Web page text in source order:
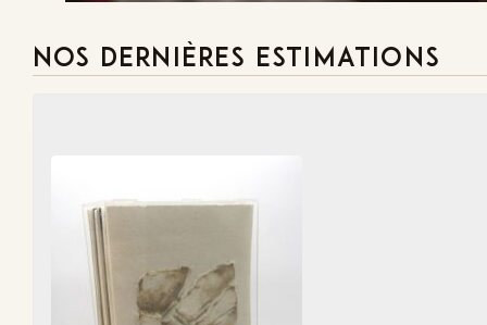
NOS DERNIÈRES ESTIMATIONS